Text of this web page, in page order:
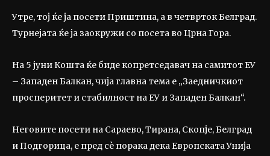
Утре, тој ќе ја посети Приштина, а в четврток Белград.
Турнејата ќе ја заокружи со посета во Црна Гора.
На 5 јуни Кошта ќе биде копретседавач на самитот ЕУ
– Западен Балкан, чија главна тема е „Заедничкиот
просперитет и стабилност на ЕУ и Западен Балкан“.
Неговите посети на Сараево, Тирана, Скопје, Белград
и Подгорица, е пред сѐ порака дека Европската Унија